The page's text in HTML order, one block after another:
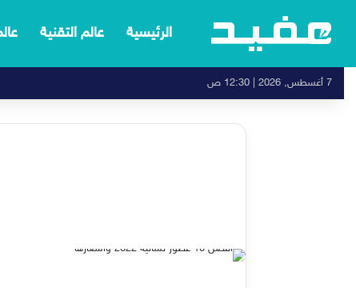
الرئيسية عالم التقنية
7 أغسطس, 2026 | 12:30 ص